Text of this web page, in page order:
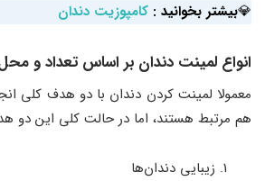
💎بیشتر بخوانید : کامپوزیت دندان
انواع لمینت دندان بر اساس تعداد و
معمولا لمینت کردن دندان با دو هدف کلی
هم مرتبط هستند، اما در حالت کلی این دو
زیبایی دندان‌ها